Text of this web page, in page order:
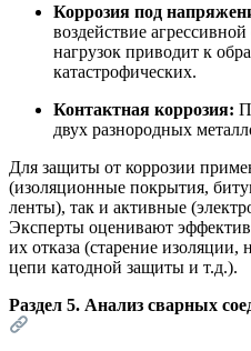
Коррозия под
воздействие
нагрузок приводит к
катастрофических.
Контактная коррозия:
двух разнородных
Для защиты от коррозии
(изоляционные покрытия,
ленты), так и активные
Эксперты оценивают
их отказа (старение
цепи катодной защиты и т.д.).
Раздел 5. Анализ сварных